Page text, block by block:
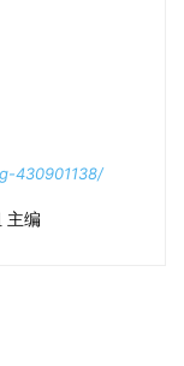
430901138/
主编